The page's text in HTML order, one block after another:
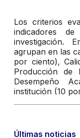
Los criterios
indicadores
investigación.
agrupan en las
por ciento),
Producción de
Desempeño
institución (10
Últimas noticias